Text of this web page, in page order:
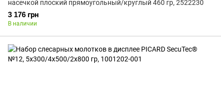
насечкой плоский прямоугольный/круглый 460 гр, 2522230
3 176 грн
В наличии